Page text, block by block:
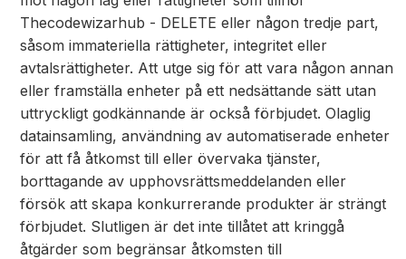
Thecodewizarhub - DELETE eller någon tredje part,
såsom immateriella rättigheter, integritet eller
avtalsrättigheter. Att utge sig för att vara någon annan
eller framställa enheter på ett nedsättande sätt utan
uttryckligt godkännande är också förbjudet. Olaglig
datainsamling, användning av automatiserade enheter
för att få åtkomst till eller övervaka tjänster,
borttagande av upphovsrättsmeddelanden eller
försök att skapa konkurrerande produkter är strängt
förbjudet. Slutligen är det inte tillåtet att kringgå
åtgärder som begränsar åtkomsten till